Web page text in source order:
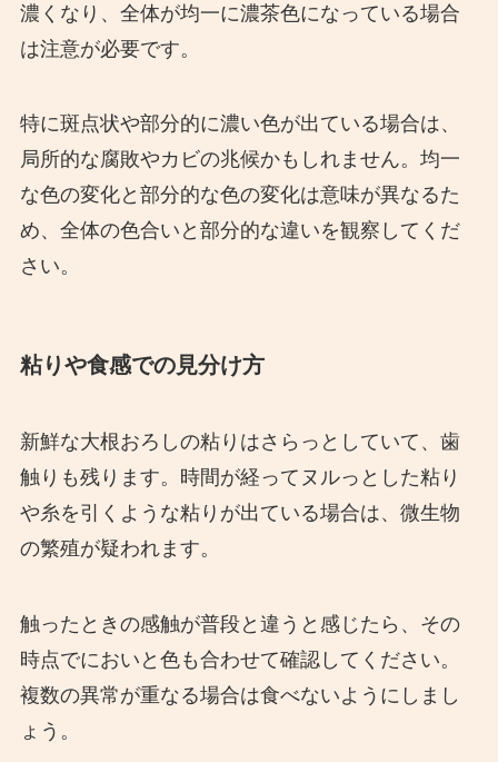
濃くなり、全体が均一に濃茶色になっている場合
は注意が必要です。
特に斑点状や部分的に濃い色が出ている場合は、
局所的な腐敗やカビの兆候かもしれません。均一
な色の変化と部分的な色の変化は意味が異なるた
め、全体の色合いと部分的な違いを観察してくだ
さい。
粘りや食感での見分け方
新鮮な大根おろしの粘りはさらっとしていて、歯
触りも残ります。時間が経ってヌルっとした粘り
や糸を引くような粘りが出ている場合は、微生物
の繁殖が疑われます。
触ったときの感触が普段と違うと感じたら、その
時点でにおいと色も合わせて確認してください。
複数の異常が重なる場合は食べないようにしまし
ょう。